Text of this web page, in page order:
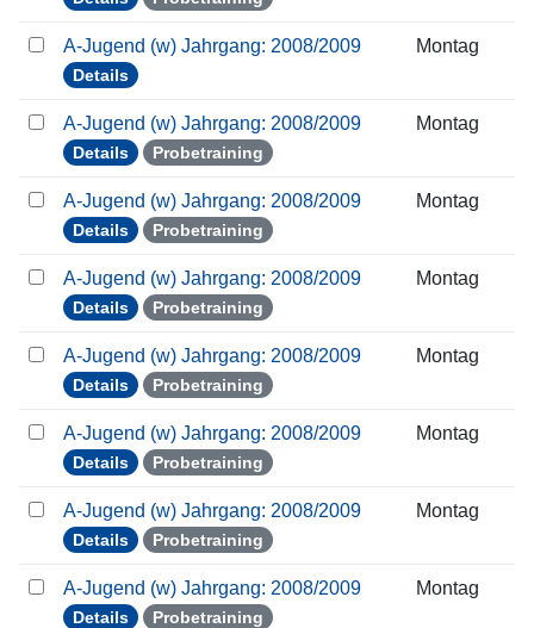
A-Jugend (w) Jahrgang: 2008/2009
Details
Montag
A-Jugend (w) Jahrgang: 2008/2009
Details Probetraining
Montag
A-Jugend (w) Jahrgang: 2008/2009
Details Probetraining
Montag
A-Jugend (w) Jahrgang: 2008/2009
Details Probetraining
Montag
A-Jugend (w) Jahrgang: 2008/2009
Details Probetraining
Montag
A-Jugend (w) Jahrgang: 2008/2009
Details Probetraining
Montag
A-Jugend (w) Jahrgang: 2008/2009
Details Probetraining
Montag
A-Jugend (w) Jahrgang: 2008/2009
Details Probetraining
Montag